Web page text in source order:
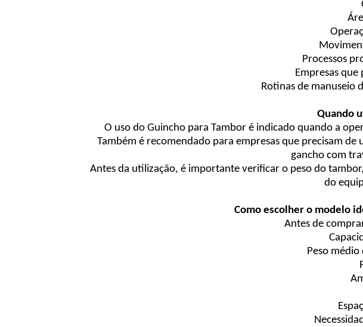
Processos
Empresas
Rotinas de manuseio
Quando
O uso do Guincho para Tambor é indicado quando a
Também é recomendado para empresas que precisam
gancho com
Antes da utilização, é importante verificar o peso do
do
Como escolher o modelo
Antes de
Peso